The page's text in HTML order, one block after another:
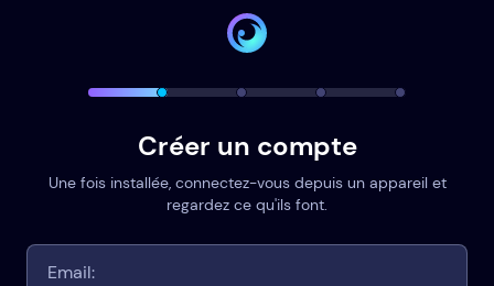
Créer un compte
Une fois installée, connectez-vous depuis un appareil et
regardez ce qu'ils font.